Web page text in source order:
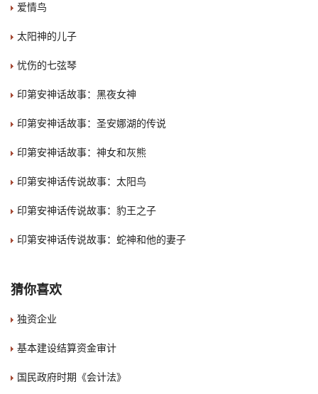
爱情鸟
太阳神的儿子
忧伤的七弦琴
印第安神话故事：黑夜女神
印第安神话故事：圣安娜湖的传说
印第安神话故事：神女和灰熊
印第安神话传说故事：太阳鸟
印第安神话传说故事：豹王之子
印第安神话传说故事：蛇神和他的妻子
猜你喜欢
独资企业
基本建设结算资金审计
国民政府时期《会计法》